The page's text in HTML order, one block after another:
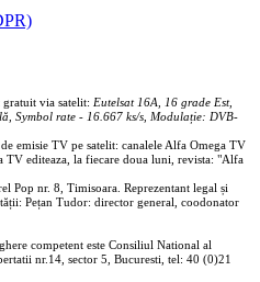
via satelit: Eutelsat 16A, 16 grade Est,
lă, Symbol rate - 16.667 ks/s, Modulație: DVB-
emisie TV pe satelit: canalele Alfa Omega TV
editeaza, la fiecare doua luni, revista: "Alfa
Pop nr. 8, Timisoara. Reprezentant legal și
Pețan Tudor: director general, coodonator
competent este Consiliul National al
nr.14, sector 5, Bucuresti, tel: 40 (0)21